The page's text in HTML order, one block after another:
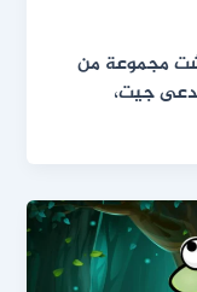
مجموعة من
جيت،